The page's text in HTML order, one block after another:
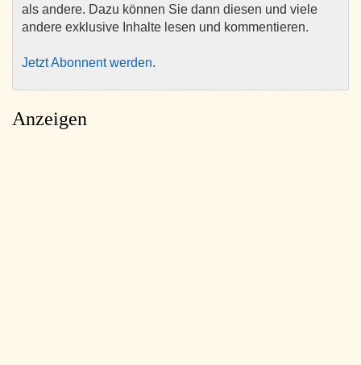
als andere. Dazu können Sie dann diesen und viele
andere exklusive Inhalte lesen und kommentieren.
Jetzt Abonnent werden.
Anzeigen